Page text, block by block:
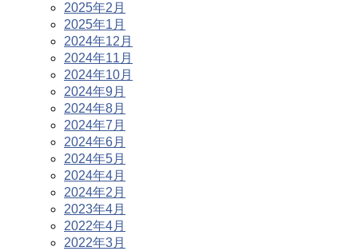
2025年2月
2025年1月
2024年12月
2024年11月
2024年10月
2024年9月
2024年8月
2024年7月
2024年6月
2024年5月
2024年4月
2024年2月
2023年4月
2022年4月
2022年3月